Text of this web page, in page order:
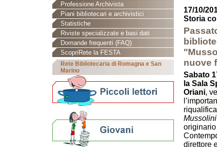
17/10/
Storia
nuove
Sabato
la Sala
Oriani,
direttore
Professione Archivista
Piani bibliotecari e archivistici
Statistiche
Riviste specializzate e basi dati
Domande frequenti (FAQ)
ScopriRete la FESTA
Rete Bibliotecaria di Romagna e San
Marino